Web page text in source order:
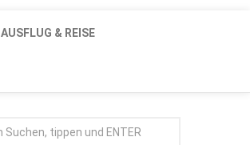
AUSFLUG & REISE